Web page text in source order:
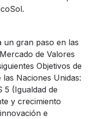
un gran paso en las
de Valores
Objetivos de
Naciones Unidas:
5 (Igualdad de
y crecimiento
e